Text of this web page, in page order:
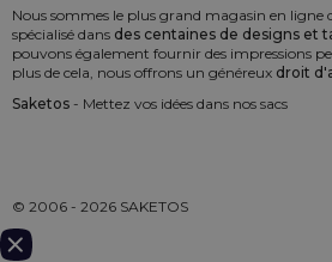
Nous sommes le plus grand magasin en ligne
spécialisé dans des centaines de designs et
pouvons également fournir des impressions
plus de cela, nous offrons un généreux droit
Saketos - Mettez vos idées dans nos sacs
© 2006 - 2026 SAKETOS